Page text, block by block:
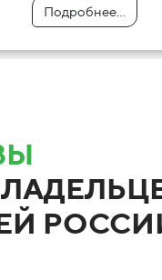
Подробнее...
Подробнее...
Подробнее...
Подробнее...
Подробнее...